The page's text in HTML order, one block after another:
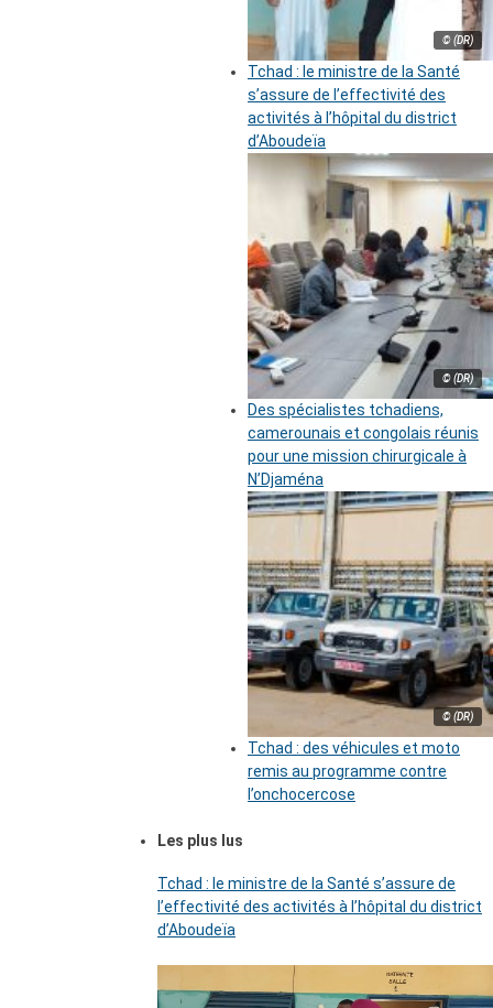
© (DR)
Tchad : le ministre de la Santé
s’assure de l’effectivité des
activités à l’hôpital du district
d’Aboudeïa
© (DR)
Des spécialistes tchadiens,
camerounais et congolais réunis
pour une mission chirurgicale à
N’Djaména
© (DR)
Tchad : des véhicules et moto
remis au programme contre
l’onchocercose
Les plus lus
Tchad : le ministre de la Santé s’assure de
l’effectivité des activités à l’hôpital du district
d’Aboudeïa